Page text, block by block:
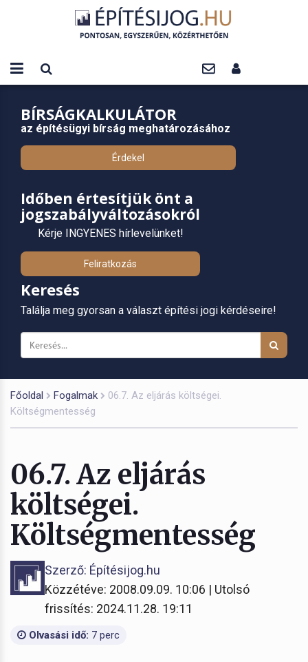
BÍRSÁGKALKULÁTOR
az építésügyi bírság meghatározásához
Érdekel
Időben értesítjük önt a
jogszabályváltozásokról
Kérje INGYENES hírlevelünket!
Feliratkozás
Keresés
Találja meg gyorsan a választ építési jogi kérdéseire!
Főoldal Fogalmak
06.7. Az eljárás költségei.
Költségmentesség
06.7. Az eljárás
költségei.
Költségmentesség
Szerző: Építésijog.hu
Közzétéve: 2008.09.09. 10:06 | Utolsó
frissítés: 2024.11.28. 19:11
Olvasási idő: 7 perc